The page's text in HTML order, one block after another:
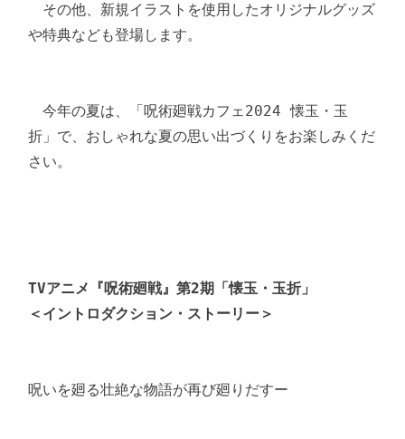
その他、新規イラストを使用したオリジナルグッズ
や特典なども登場します。
今年の夏は、「呪術廻戦カフェ2024 懐玉・玉
折」で、おしゃれな夏の思い出づくりをお楽しみくだ
さい。
TVアニメ『呪術廻戦』第2期「懐玉・玉折」
＜イントロダクション・ストーリー＞
呪いを廻る壮絶な物語が再び廻りだすー